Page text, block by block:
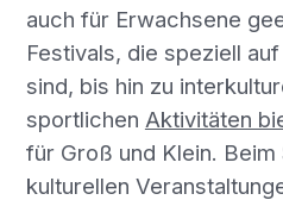
auch für Erwachsene
Festivals, die speziell
sind, bis hin zu
sportlichen Aktivitäten
für Groß und Klein.
kulturellen